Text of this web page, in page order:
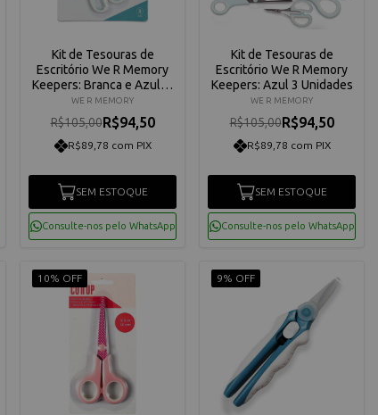
Kit de Tesouras de
Escritório We R Memory
Keepers: Branca e Azul, 3
Unidades!
WE R MEMORY
R$105,00R$94,50
R$89,78 com PIX
SEM ESTOQUE
Consulte-nos pelo WhatsApp
Kit de Tesouras de
Escritório We R Memory
Keepers: Azul 3 Unidades
WE R MEMORY
R$105,00R$94,50
R$89,78 com PIX
SEM ESTOQUE
Consulte-nos pelo WhatsApp
10% OFF 9% OFF